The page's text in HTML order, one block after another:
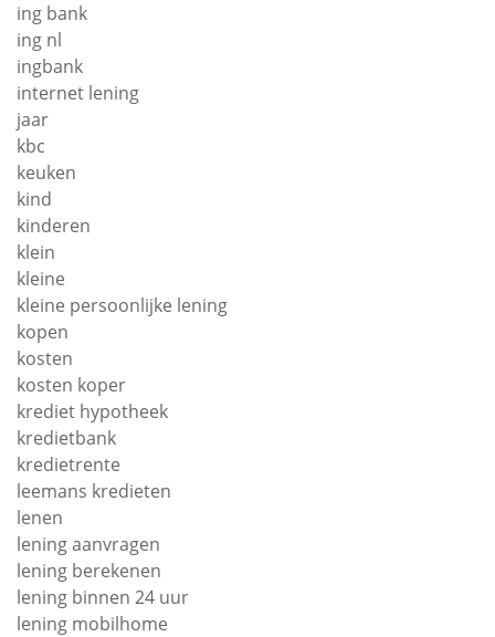
ing bank
ing nl
ingbank
internet lening
jaar
kbc
keuken
kind
kinderen
klein
kleine
kleine persoonlijke lening
kopen
kosten
kosten koper
krediet hypotheek
kredietbank
kredietrente
leemans kredieten
lenen
lening aanvragen
lening berekenen
lening binnen 24 uur
lening mobilhome